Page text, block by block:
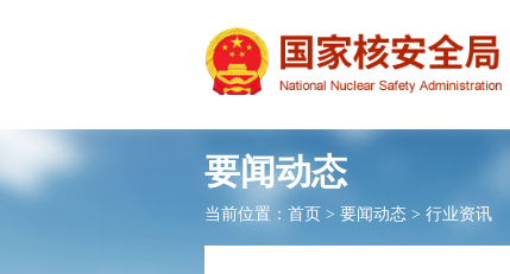
要闻动态
当前位置： 首页 > 要闻动态 > 行业资讯